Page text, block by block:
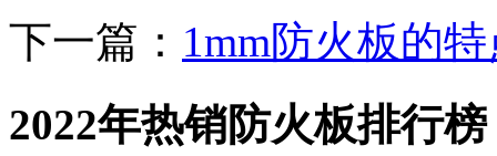
下一篇： 1mm防火板的
2022年热销防火板排行榜